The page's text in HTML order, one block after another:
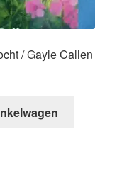
/ Gayle Callen